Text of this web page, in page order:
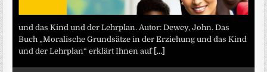
und das Kind und der Lehrplan. Autor: Dewey, John. Das
Buch „Moralische Grundsätze in der Erziehung und das Kind
und der Lehrplan“ erklärt Ihnen auf [...]